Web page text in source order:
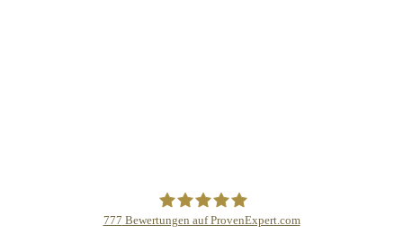
777 Bewertungen auf ProvenExpert.com